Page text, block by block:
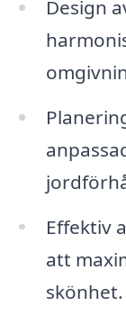
Design
Effektiv
att
skönhet.